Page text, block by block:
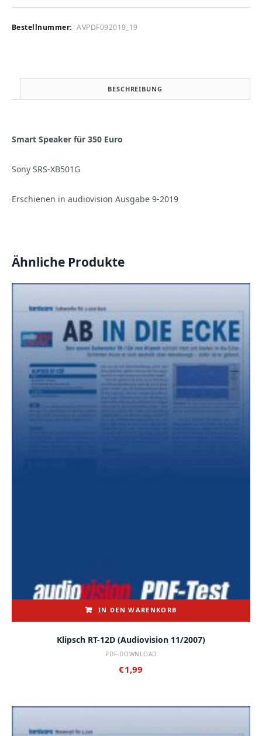
(audiovision
2019)
Bestellnummer: AVPDF092019_19
BESCHREIBUNG
Smart Speaker für 350 Euro
Sony SRS-XB501G
Erschienen in audiovision Ausgabe 9-2019
Ähnliche Produkte
IN DEN WARENKORB
Klipsch RT-12D (audiovision 11/2007)
PDF-DOWNLOAD
€1,99